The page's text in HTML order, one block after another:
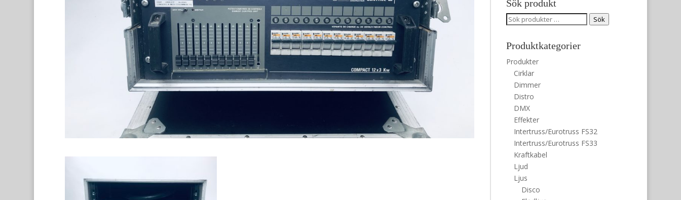
Sök produkt
Sök
Sök
Produktkategorier
Produkter
Cirklar
Dimmer
Distro
DMX
Effekter
Intertruss/Eurotruss FS32
Intertruss/Eurotruss FS33
Kraftkabel
Ljud
Ljus
Disco